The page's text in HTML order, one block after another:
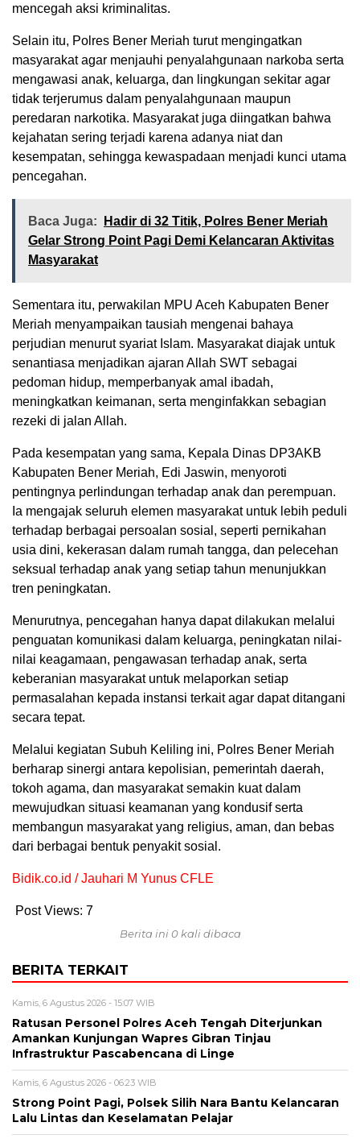
mencegah aksi kriminalitas.
Selain itu, Polres Bener Meriah turut mengingatkan
masyarakat agar menjauhi penyalahgunaan narkoba serta
mengawasi anak, keluarga, dan lingkungan sekitar agar
tidak terjerumus dalam penyalahgunaan maupun
peredaran narkotika. Masyarakat juga diingatkan bahwa
kejahatan sering terjadi karena adanya niat dan
kesempatan, sehingga kewaspadaan menjadi kunci utama
pencegahan.
Baca Juga:
Hadir di 32 Titik, Polres Bener Meriah
Gelar Strong Point Pagi Demi Kelancaran Aktivitas
Masyarakat
Sementara itu, perwakilan MPU Aceh Kabupaten Bener
Meriah menyampaikan tausiah mengenai bahaya
perjudian menurut syariat Islam. Masyarakat diajak untuk
senantiasa menjadikan ajaran Allah SWT sebagai
pedoman hidup, memperbanyak amal ibadah,
meningkatkan keimanan, serta menginfakkan sebagian
rezeki di jalan Allah.
Pada kesempatan yang sama, Kepala Dinas DP3AKB
Kabupaten Bener Meriah, Edi Jaswin, menyoroti
pentingnya perlindungan terhadap anak dan perempuan.
Ia mengajak seluruh elemen masyarakat untuk lebih peduli
terhadap berbagai persoalan sosial, seperti pernikahan
usia dini, kekerasan dalam rumah tangga, dan pelecehan
seksual terhadap anak yang setiap tahun menunjukkan
tren peningkatan.
Menurutnya, pencegahan hanya dapat dilakukan melalui
penguatan komunikasi dalam keluarga, peningkatan nilai-
nilai keagamaan, pengawasan terhadap anak, serta
keberanian masyarakat untuk melaporkan setiap
permasalahan kepada instansi terkait agar dapat ditangani
secara tepat.
Melalui kegiatan Subuh Keliling ini, Polres Bener Meriah
berharap sinergi antara kepolisian, pemerintah daerah,
tokoh agama, dan masyarakat semakin kuat dalam
mewujudkan situasi keamanan yang kondusif serta
membangun masyarakat yang religius, aman, dan bebas
dari berbagai bentuk penyakit sosial.
Bidik.co.id / Jauhari M Yunus CFLE
Post Views: 7
Berita ini 0 kali dibaca
BERITA TERKAIT
Kamis, 6 Agustus 2026 - 15:07 WIB
Ratusan Personel Polres Aceh Tengah Diterjunkan
Amankan Kunjungan Wapres Gibran Tinjau
Infrastruktur Pascabencana di Linge
Kamis, 6 Agustus 2026 - 06:23 WIB
Strong Point Pagi, Polsek Silih Nara Bantu Kelancaran
Lalu Lintas dan Keselamatan Pelajar